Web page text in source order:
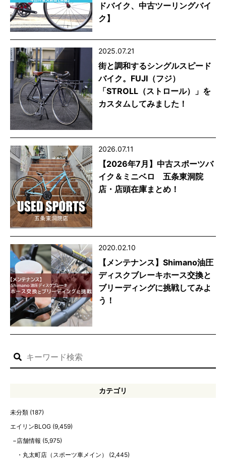
ドバイク、中古ツーリングバイ
ク】
2025.07.21
街と調和するシングルスピード
バイク。FUJI（フジ）
「STROLL（ストロール）」を
カスタムしてみました！
2026.07.11
【2026年7月】中古スポーツバ
イク＆ミニベロ 五条東洞院
店・店頭在庫まとめ！
2020.02.10
【メンテナンス】Shimano油圧
ディスクブレーキホース交換と
ブリーディングに挑戦してみよ
う！
カテゴリ
未分類 (187)
エイリンBLOG (9,459)
店舗情報 (5,975)
丸太町店（スポーツ車メイン）
(2,445)